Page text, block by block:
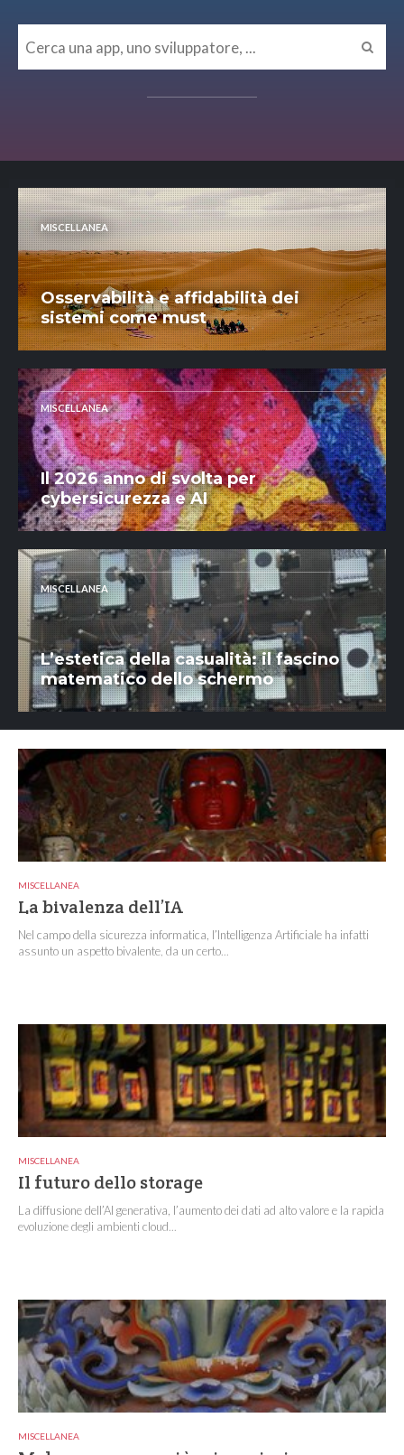
MISCELLANEA
Osservabilità e affidabilità dei
sistemi come must
MISCELLANEA
Il 2026 anno di svolta per
cybersicurezza e AI
MISCELLANEA
L’estetica della casualità: il fascino
matematico dello schermo
MISCELLANEA
La bivalenza dell’IA
Nel campo della sicurezza informatica, l’Intelligenza Artificiale ha infatti
assunto un aspetto bivalente, da un certo...
MISCELLANEA
Il futuro dello storage
La diffusione dell’AI generativa, l’aumento dei dati ad alto valore e la rapida
evoluzione degli ambienti cloud...
MISCELLANEA